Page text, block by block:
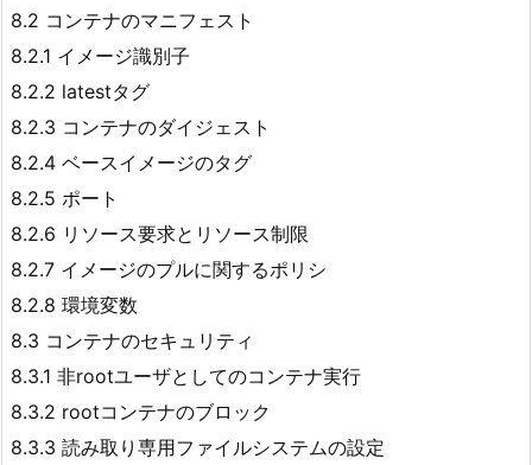
8.2 コンテナのマニフェスト
8.2.1 イメージ識別子
8.2.2 latestタグ
8.2.3 コンテナのダイジェスト
8.2.4 ベースイメージのタグ
8.2.5 ポート
8.2.6 リソース要求とリソース制限
8.2.7 イメージのプルに関するポリシ
8.2.8 環境変数
8.3 コンテナのセキュリティ
8.3.1 非rootユーザとしてのコンテナ実行
8.3.2 rootコンテナのブロック
8.3.3 読み取り専用ファイルシステムの設定